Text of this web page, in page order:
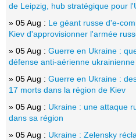
de Leipzig, hub stratégique pour
» 05 Aug : Le géant russe d'e-
Kiev d'approvisionner l'armée
» 05 Aug : Guerre en Ukraine :
défense anti-aérienne
» 05 Aug : Guerre en Ukraine :
17 morts dans la région de Kiev
» 05 Aug : Ukraine : une attaque
dans sa région
» 05 Aug : Ukraine : Zelensky